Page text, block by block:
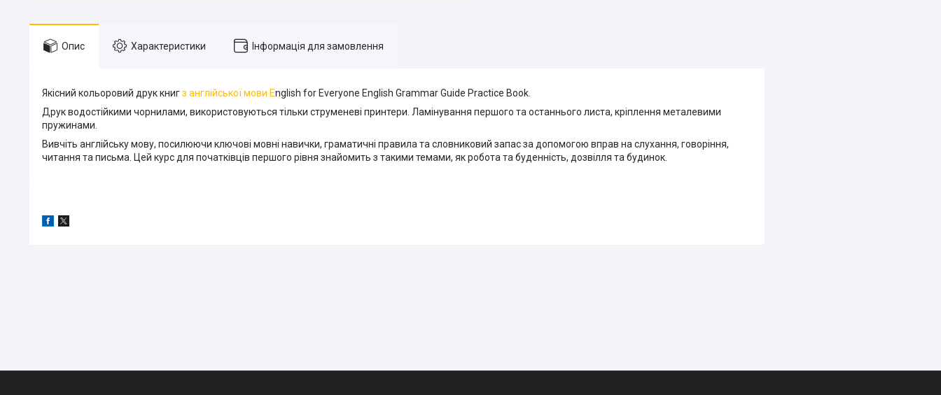
Опис Характеристики Інформація для замовлення
Якісний кольоровий друк книгз англійської мови English for Everyone English Grammar Guide Practice Book.
Друк водостійкими чорнилами, використовуються тільки струменеві принтери. Ламінування першого та останнього листа, кріплення металевими
пружинами.
Вивчіть англійську мову, посилюючи ключові мовні навички, граматичні правила та словниковий запас за допомогою вправ на слухання, говоріння,
читання та письма. Цей курс для початківців першого рівня знайомить з такими темами, як робота та буденність, дозвілля та будинок.